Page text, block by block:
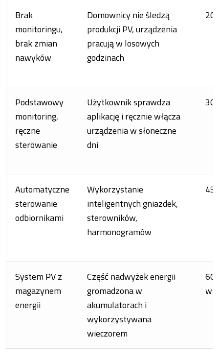
Brak
monitoringu,
brak zmian
nawyków
Domownicy nie śledzą
produkcji PV, urządzenia
pracują w losowych
godzinach
Podstawowy
monitoring,
ręczne
sterowanie
Użytkownik sprawdza
aplikację i ręcznie włącza
urządzenia w słoneczne
dni
Automatyczne
sterowanie
odbiornikami
Wykorzystanie
inteligentnych gniazdek,
sterowników,
harmonogramów
System PV z
magazynem
energii
Część nadwyżek energii
gromadzona w
akumulatorach i
wykorzystywana
wieczorem